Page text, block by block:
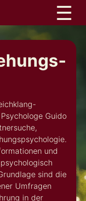
☰
Guido
und
sind die
Umfragen
in der